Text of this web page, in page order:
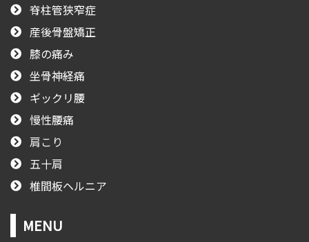
脊柱管狭窄症
産後骨盤矯正
膝の痛み
坐骨神経痛
ギックリ腰
慢性腰痛
肩こり
五十肩
椎間板ヘルニア
MENU